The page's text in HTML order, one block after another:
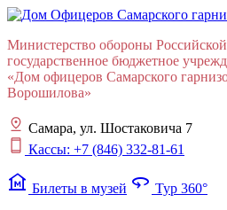
Министерство обороны
государственное бюджетное
«Дом офицеров Cамарского
Ворошилова»
Самара, ул. Шостаковича 7
Кассы: +7 (846) 332-81-61
museum Билеты в музей 360 Тур 360°